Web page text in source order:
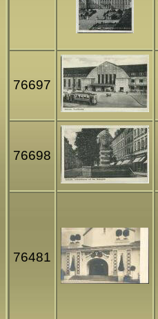
76697
76698
76481